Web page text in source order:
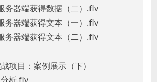
务器端获得数据（二）.flv
务器端获得文本（一）.flv
务器端获得文本（二）.flv
项目：案例展示（下）
分析.flv